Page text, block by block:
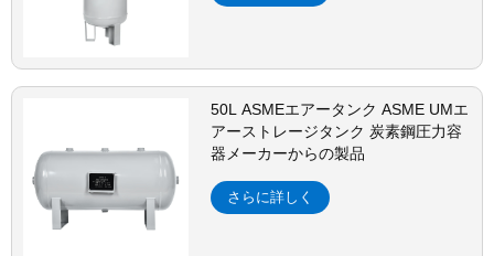
50L ASMEエアータンク ASME UMエ
アーストレージタンク 炭素鋼圧力容
器メーカーからの製品
さらに詳しく